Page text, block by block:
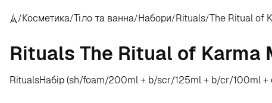
/Косметика/Тіло та ванна/Набори/Rituals/The Ritual of
Rituals The Ritual of Karma
RitualsНабір (sh/foam/200ml + b/scr/125ml + b/cr/100ml +